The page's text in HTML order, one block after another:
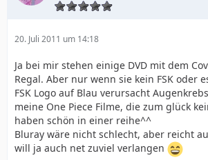
20. Juli 2011 um 14:18
Ja bei mir stehen einige DVD mit dem
Regal. Aber nur wenn sie kein FSK oder
FSK Logo auf Blau verursacht
meine One Piece Filme, die zum glück
haben schön in einer reihe^^
Bluray wäre nicht schlecht, aber reicht
will ja auch net zuviel verlangen